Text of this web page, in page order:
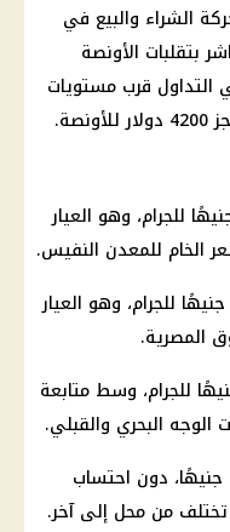
الشراء والبيع في
بتقلبات الأونصة
التداول قرب مستويات
سعر الذهب عيار 24 نحو 6589 جنيهًا للجرام، وهو العيار
الخام للمعدن النفيس.
وسجل سعر الذهب عيار 21 نحو 5765 جنيهًا للجرام، وهو العيار
المصرية.
سعر الذهب عيار 18 نحو 4941 جنيهًا للجرام، وسط متابعة
البحري والقبلي.
ووصل سعر الجنيه الذهب إلى 46120 جنيهًا، دون احتساب
تختلف من محل إلى آخر.